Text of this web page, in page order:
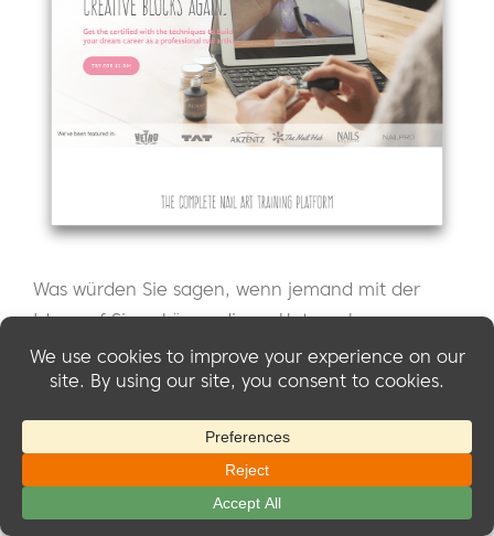
Was würden Sie sagen, wenn jemand mit der
Idee auf Sie zukäme, dieses Unternehmen zu
gründen?
Ausbildungswebsite, die Kosmetikerinnen und
Nagelkünstlern hilft, modernste
Nagelkunsttechniken aus Japan zu erlernen..."